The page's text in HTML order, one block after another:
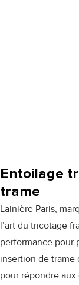
Entoilage
trame
Lainière Paris,
l’art du tricotage
performance pour
insertion de trame
pour répondre